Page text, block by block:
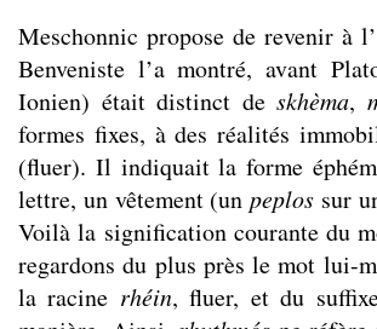
Meschonnic propose de revenir à
Benveniste l’a montré, avant
Ionien) était distinct deskhèma,
formes fixes, à des réalités
(fluer). Il indiquait la forme
lettre, un vêtement (unpeplos sur
Voilà la signification courante du
regardons du plus près le mot lui-
la racine rhéin, fluer, et du